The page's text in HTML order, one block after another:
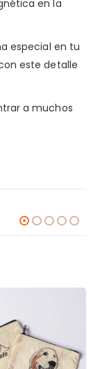
en la
especial en tu
este detalle
a muchos